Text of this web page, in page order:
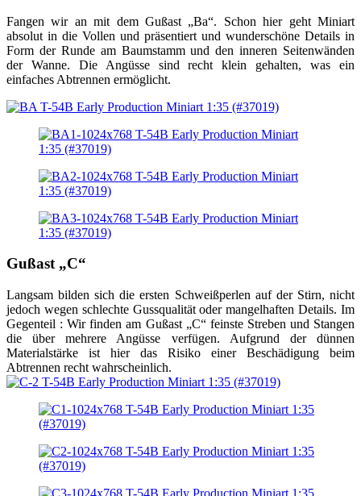
Fangen wir an mit dem Gußast „Ba“. Schon hier geht Miniart
absolut in die Vollen und präsentiert und wunderschöne Details in
Form der Runde am Baumstamm und den inneren Seitenwänden
der Wanne. Die Angüsse sind recht klein gehalten, was ein
einfaches Abtrennen ermöglicht.
Gußast „C“
Langsam bilden sich die ersten Schweißperlen auf der Stirn, nicht
jedoch wegen schlechte Gussqualität oder mangelhaften Details. Im
Gegenteil : Wir finden am Gußast „C“ feinste Streben und Stangen
die über mehrere Angüsse verfügen. Aufgrund der dünnen
Materialstärke ist hier das Risiko einer Beschädigung beim
Abtrennen recht wahrscheinlich.